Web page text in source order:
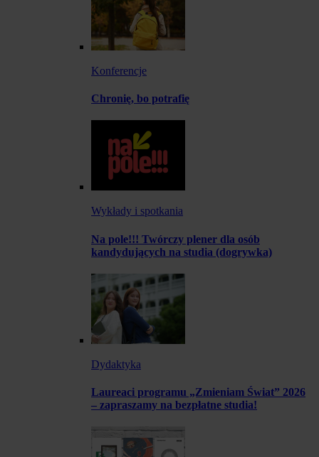
Konferencje
Chronię, bo potrafię
Wykłady i spotkania
Na pole!!! Twórczy plener dla osób
kandydujących na studia (dogrywka)
Dydaktyka
Laureaci programu „Zmieniam Świat” 2026
– zapraszamy na bezpłatne studia!